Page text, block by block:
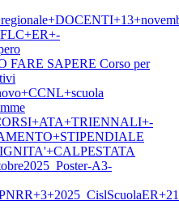
FARE SAPERE Corso per
A3-